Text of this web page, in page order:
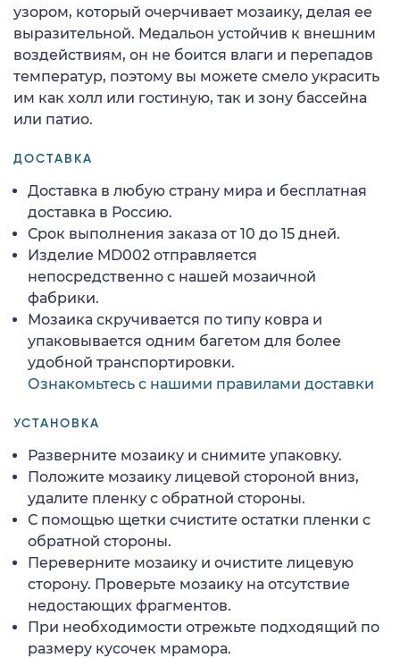
узором, который очерчивает мозаику, делая ее
выразительной. Медальон устойчив к внешним
воздействиям, он не боится влаги и перепадов
температур, поэтому вы можете смело украсить
им как холл или гостиную, так и зону бассейна
или патио.
ДОСТАВКА
Доставка в любую страну мира и бесплатная
доставка в Россию.
Срок выполнения заказа от 10 до 15 дней.
Изделие MD002 отправляется
непосредственно с нашей мозаичной
фабрики.
Мозаика скручивается по типу ковра и
упаковывается одним багетом для более
удобной транспортировки.
Ознакомьтесь с нашими правилами доставки
УСТАНОВКА
Разверните мозаику и снимите упаковку.
Положите мозаику лицевой стороной вниз,
удалите пленку с обратной стороны.
С помощью щетки счистите остатки пленки с
обратной стороны.
Переверните мозаику и очистите лицевую
сторону. Проверьте мозаику на отсутствие
недостающих фрагментов.
При необходимости отрежьте подходящий по
размеру кусочек мрамора.